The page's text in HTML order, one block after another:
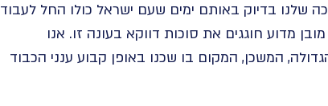
שלנו בדיוק באותם ימים שעם ישראל כולו החל לעבוד
מדוע חוגגים את סוכות דווקא בעונה זו. אנו
המשכן, המקום בו שכנו באופן קבוע ענני הכבוד